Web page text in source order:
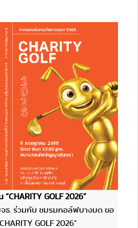
GOLF 2026”
ธ. ร่วมกับ ชมรมกอล์ฟบางมด ขอ
GOLF 2026”